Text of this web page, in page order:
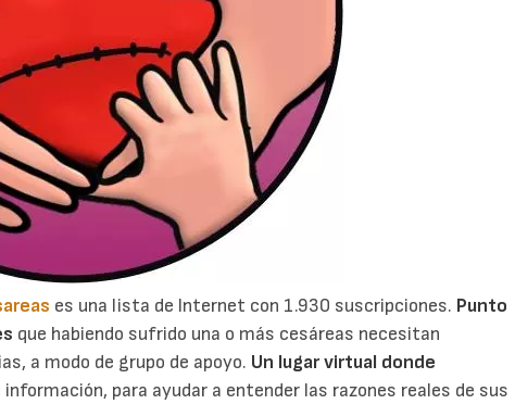
es una lista de Internet con 1.930 suscripciones. Punto
que habiendo sufrido una o más cesáreas necesitan
a modo de grupo de apoyo. Un lugar virtual donde
para ayudar a entender las razones reales de sus